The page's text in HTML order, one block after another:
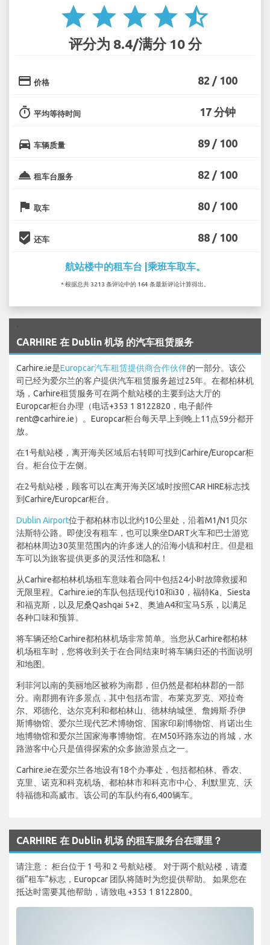
star star star star star_half
评分为 8.4/满分 10 分
credit_card 价格 82 / 100
timer 平均等待时间 17 分钟
directions_car 车辆质量 89 / 100
room_service 租车台服务 82 / 100
flag 取车 80 / 100
beenhere 还车 88 / 100
航站楼中的租车台 |乘班车取车。
* 根据总共 3213 条评论中的 164 条最新评论计算得出。
CARHIRE 在 Dublin 机场 的汽车租赁服务
Carhire.ie是Europcar汽车租赁提供商合作伙伴的一部分。该公
司已经为爱尔兰的客户提供汽车租赁服务超过25年。在都柏林机
场，Carhire租赁服务可在两个航站楼的主要到达大厅的
Europcar柜台办理（电话+353 1 8122820，电子邮件
rent@carhire.ie）。Europcar柜台每天早上到晚上11点59分都开
放。
在1号航站楼，离开海关区域后右转即可找到Carhire/Europcar柜
台。柜台位于左侧。
在2号航站楼，顾客可以在离开海关区域时按照CAR HIRE标志找
到Carhire/Europcar柜台。
Dublin Airport位于都柏林市以北约10公里处，沿着M1/N1贝尔
法斯特公路。即使没有租车，也可以乘坐DART火车和巴士游览
都柏林周边30英里范围内的许多迷人的沿海小镇和村庄。但是租
车可以为旅客提供更多的灵活性和隐私！
从Carhire都柏林机场租车意味着合同中包括24小时故障救援和
无限里程。Carhire.ie的车队包括现代i10和i30，福特Ka、Siesta
和福克斯，以及尼桑Qashqai 5+2、奥迪A4和宝马5系，以满足
各种口味和预算。
将车辆还给Carhire都柏林机场非常简单。当您从Carhire都柏林
机场租车时，您将收到关于在合同结束时将车辆归还的书面说明
和地图。
利菲河以南的美丽地区被称为南郡，但仍然是都柏林郡的一部
分。南郡拥有许多景点，其中包括布雷、布莱克罗克、邓拉奇
尔、邓德伦、达尔克利和都柏林山、德林纳城堡、詹姆斯·乔伊
斯博物馆、爱尔兰现代艺术博物馆、国家印刷博物馆、肖诺出生
地博物馆和爱尔兰国家海事博物馆。在M50环路东边的肖城，水
路游客中心只是值得探索的众多旅游景点之一。
Carhire.ie在爱尔兰各地设有18个办事处，包括都柏林、香农、
克里、诺克和科克机场、都柏林市和科克市中心、利默里克、沃
特福德和高威市。该公司的车队约有6,400辆车。
CARHIRE 在 Dublin 机场 的租车服务台在哪里？
请注意： 柜台位于 1 号和 2 号航站楼。 对于两个航站楼，请遵
循“租车”标志，Europcar 团队将随时为您提供帮助。 如果您在
抵达时需要其他帮助，请致电 +353 1 8122800。